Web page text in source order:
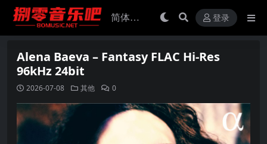
登录
Alena Baeva – Fantasy FLAC Hi-Res
96kHz 24bit
2026-07-08 其他 0